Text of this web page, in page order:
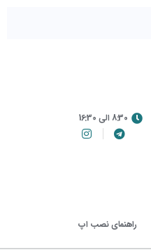
8:30 الی 16:30
راهنمای نصب اپ